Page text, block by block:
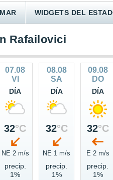
WIDGETS DEL
Rafailovici
07.08
VI
DÍA
32°C
NE 2 m/s
precip.
1%
08.08
SA
DÍA
32°C
NE 1 m/s
precip.
1%
09.08
DO
DÍA
32°C
E 2 m/s
precip.
1%